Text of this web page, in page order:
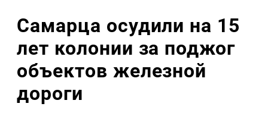
Самарца осудили на 15
лет колонии за поджог
объектов железной
дороги